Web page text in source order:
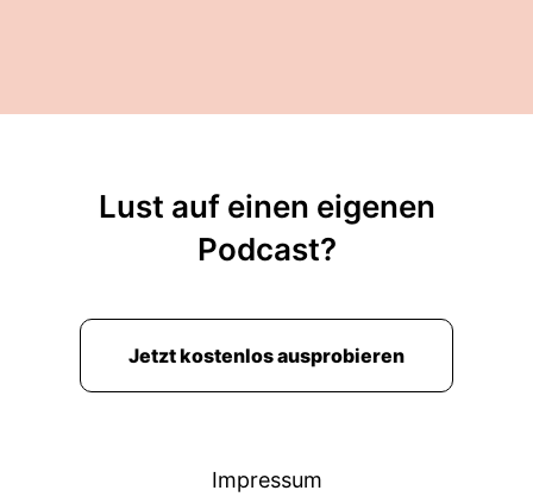
Lust auf einen eigenen
Podcast?
Jetzt kostenlos ausprobieren
Impressum